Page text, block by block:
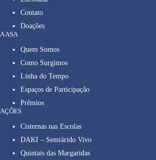
Contato
Doações
A ASA
Quem Somos
Como Surgimos
Linha do Tempo
Espaços de Participação
Prêmios
AÇÕES
Cisternas nas Escolas
DAKI – Semiárido Vivo
Quintais das Margaridas